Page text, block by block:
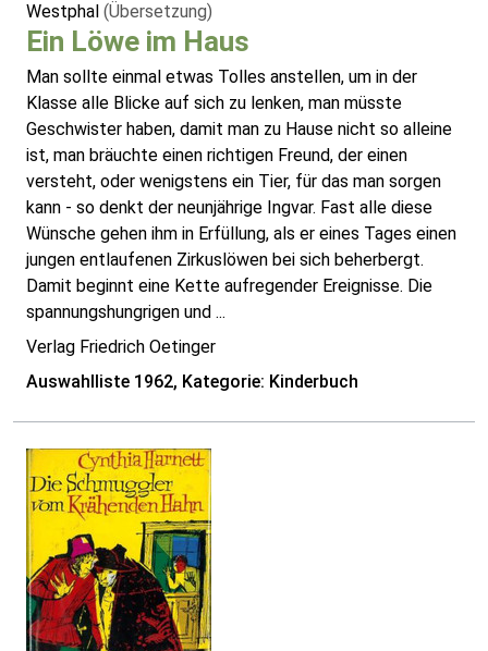
Westphal (Übersetzung)
Ein Löwe im Haus
Man sollte einmal etwas Tolles anstellen, um in der
Klasse alle Blicke auf sich zu lenken, man müsste
Geschwister haben, damit man zu Hause nicht so alleine
ist, man bräuchte einen richtigen Freund, der einen
versteht, oder wenigstens ein Tier, für das man sorgen
kann - so denkt der neunjährige Ingvar. Fast alle diese
Wünsche gehen ihm in Erfüllung, als er eines Tages einen
jungen entlaufenen Zirkuslöwen bei sich beherbergt.
Damit beginnt eine Kette aufregender Ereignisse. Die
spannungshungrigen und ...
Verlag Friedrich Oetinger
Auswahlliste 1962, Kategorie: Kinderbuch